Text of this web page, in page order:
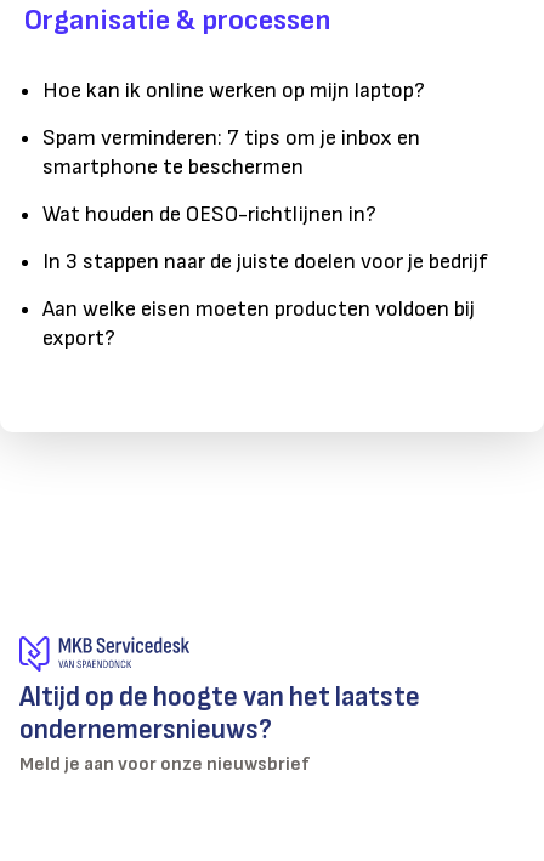
Organisatie & processen
Hoe kan ik online werken op mijn laptop?
Spam verminderen: 7 tips om je inbox en
smartphone te beschermen
Wat houden de OESO-richtlijnen in?
In 3 stappen naar de juiste doelen voor je bedrijf
Aan welke eisen moeten producten voldoen bij
export?
Altijd op de hoogte van het laatste
ondernemersnieuws?
Meld je aan voor onze nieuwsbrief